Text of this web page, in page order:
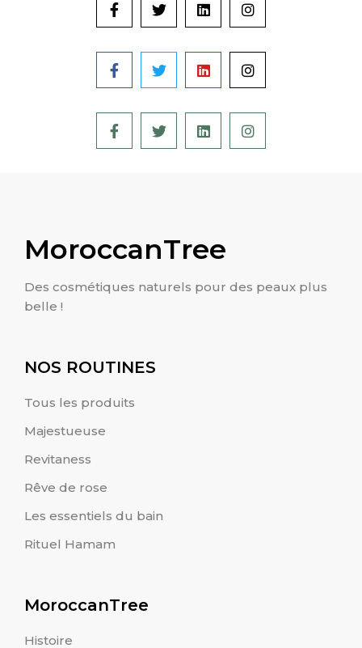
MoroccanTree
Des cosmétiques naturels pour des peaux plus
belle !
NOS ROUTINES
Tous les produits
Majestueuse
Revitaness
Rêve de rose
Les essentiels du bain
Rituel Hamam
MoroccanTree
Histoire